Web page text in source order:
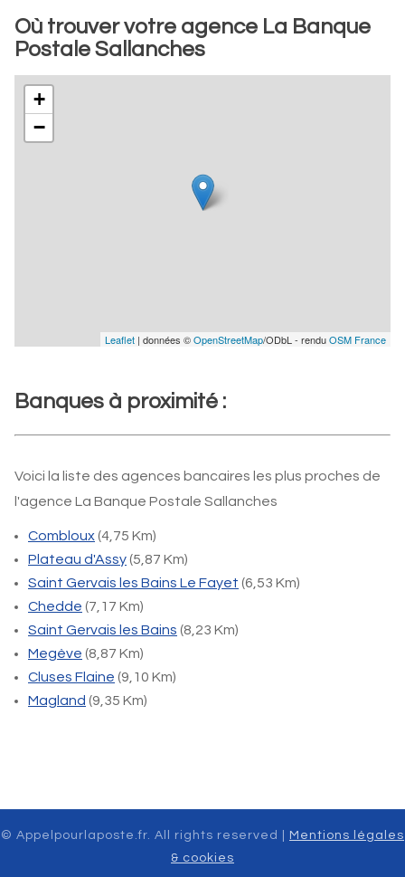
Où trouver votre agence La Banque
Postale Sallanches
+
−
Leaflet | données ©OpenStreetMap/ODbL - renduOSM France
Banques à proximité :
Voici la liste des agences bancaires les plus proches de
l'agence La Banque Postale Sallanches
Combloux(4,75 Km)
Plateau d'Assy(5,87 Km)
Saint Gervais les Bains Le Fayet (6,53 Km)
Chedde (7,17 Km)
Saint Gervais les Bains (8,23 Km)
Megève (8,87 Km)
Cluses Flaine (9,10 Km)
Magland (9,35 Km)
© Appelpourlaposte.fr. All rights reserved |
Mentions légales
& cookies